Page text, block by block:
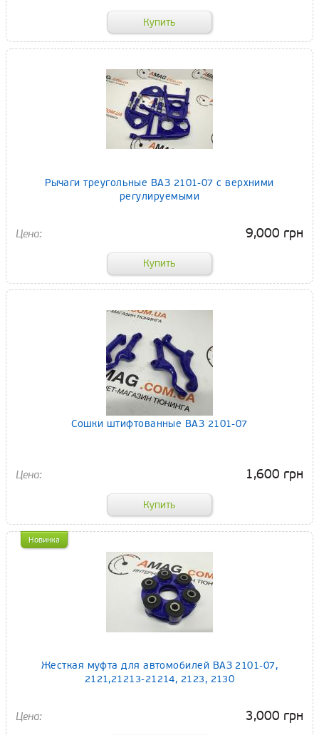
Рычаги треугольные ВАЗ 2101-07 с верхними
регулируемыми
9,000 грн
Сошки штифтованные ВАЗ 2101-07
1,600 грн
Новинка
Жесткая муфта для автомобилей ВАЗ 2101-07,
2121,21213-21214, 2123, 2130
3,000 грн